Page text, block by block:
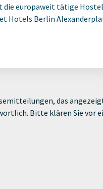
die europaweit tätige
Hotels Berlin
das
Bitte klären Sie vor